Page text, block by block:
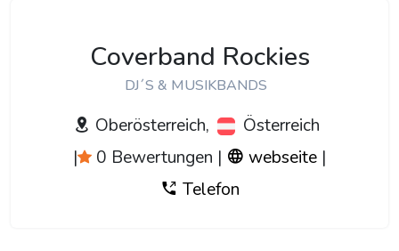
Coverband Rockies
DJ´S & MUSIKBANDS
Oberösterreich,
Österreich
|
0 Bewertungen | webseite |
Telefon